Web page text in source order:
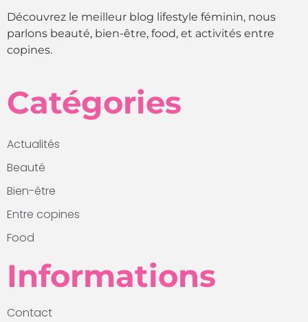
Découvrez le meilleur blog lifestyle féminin, nous
parlons beauté, bien-être, food, et activités entre
copines.
Catégories
Actualités
Beauté
Bien-être
Entre copines
Food
Informations
Contact